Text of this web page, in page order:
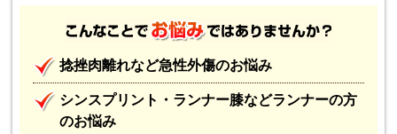
捻挫肉離れなど急性外傷のお悩み
シンスプリント・ランナー膝などランナーの方
のお悩み